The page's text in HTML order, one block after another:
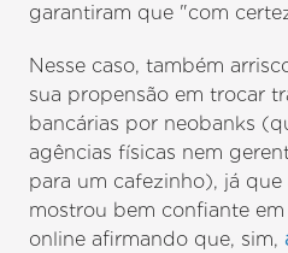
garantiram que "com
Nesse caso, também
sua propensão em trocar
bancárias por neobanks
agências físicas nem
para um cafezinho), já que
mostrou bem confiante
online afirmando que, sim,